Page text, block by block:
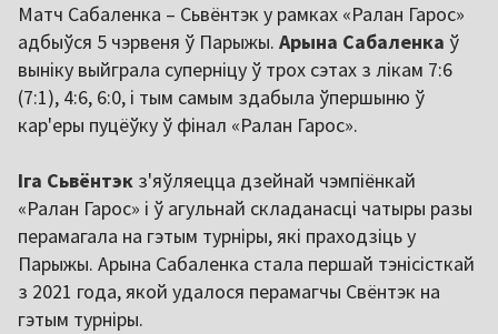
Матч Сабаленка – Сьвёнтэк у рамках «Ралан Гарос»
адбыўся 5 чэрвеня ў Парыжы. Арына Сабаленка ў
выніку выйграла суперніцу ў трох сэтах з лікам 7:6
(7:1), 4:6, 6:0, і тым самым здабыла ўпершыню ў
кар'еры пуцёўку ў фінал «Ралан Гарос».
Іга Сьвёнтэк з'яўляецца дзейнай чэмпіёнкай
«Ралан Гарос» і ў агульнай складанасці чатыры разы
перамагала на гэтым турніры, які праходзіць у
Парыжы. Арына Сабаленка стала першай тэнісісткай
з 2021 года, якой удалося перамагчы Свёнтэк на
гэтым турніры.